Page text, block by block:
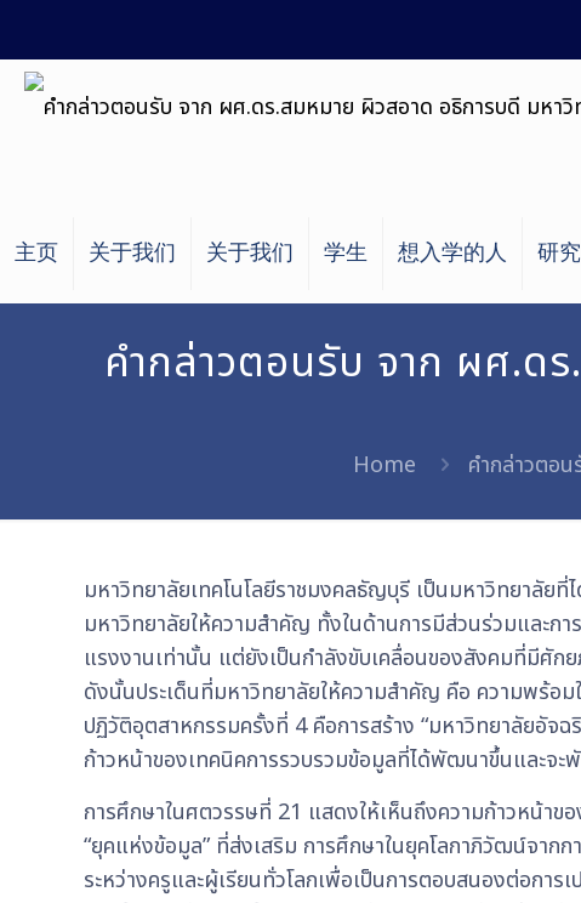
主页 关于我们 关于我们 学生 想入学的人 研究
คำกล่าวตอนรับ จาก ผศ.ด
Home คำกล่าวตอ
มหาวิทยาลัยเทคโนโลยีราชมงคลธัญบุรี เป็นมหาวิทยาลัย
มหาวิทยาลัยให้ความสำคัญ ทั้งในด้านการมีส่วนร่วมและก
แรงงานเท่านั้น แต่ยังเป็นกำลังขับเคลื่อนของสังคมที่มีศัก
ดังนั้นประเด็นที่มหาวิทยาลัยให้ความสำคัญ คือ ความพร้อม
ปฏิวัติอุตสาหกรรมครั้งที่ 4 คือการสร้าง “มหาวิทยาลัยอัจฉ
ก้าวหน้าของเทคนิคการรวบรวมข้อมูลที่ได้พัฒนาขึ้นและจ
การศึกษาในศตวรรษที่ 21 แสดงให้เห็นถึงความก้าวหน้าข
“ยุคแห่งข้อมูล” ที่ส่งเสริม การศึกษาในยุคโลกาภิวัฒน์จาก
ระหว่างครูและผู้เรียนทั่วโลกเพื่อเป็นการตอบสนองต่อกา